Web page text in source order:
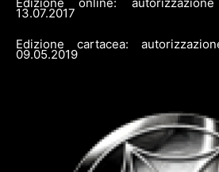
13.07.2017
Edizione cartacea:
09.05.2019